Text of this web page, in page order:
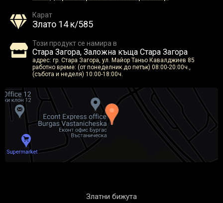
Карат
Злато 14 к/585
Този продукт се намира в
Стара Загора, Заложна къща Стара Загора
адрес: гр. Стара Загора, ул. Майор Таньо Кавалджиев 85
работно време: (от понеделник до петък) 08:00-20:00ч.,
(събота и неделя) 10:00-18:00ч.
Златни бижута